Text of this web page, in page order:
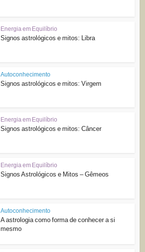
Energia em Equilíbrio
Signos astrológicos e mitos: Libra
Autoconhecimento
Signos astrológicos e mitos: Virgem
Energia em Equilíbrio
Signos astrológicos e mitos: Câncer
Energia em Equilíbrio
Signos Astrológicos e Mitos – Gêmeos
Autoconhecimento
A astrologia como forma de conhecer a si
mesmo